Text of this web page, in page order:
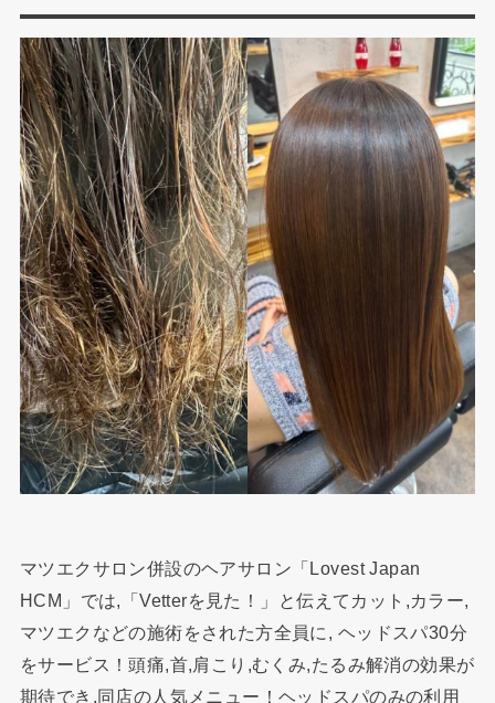
マツエクサロン併設のヘアサロン「Lovest Japan
HCM」では,「Vetterを見た！」と伝えてカット,カラー,
マツエクなどの施術をされた方全員に, ヘッドスパ30分
をサービス！頭痛,首,肩こり,むくみ,たるみ解消の効果が
期待でき,同店の人気メニュー！ヘッドスパのみの利用